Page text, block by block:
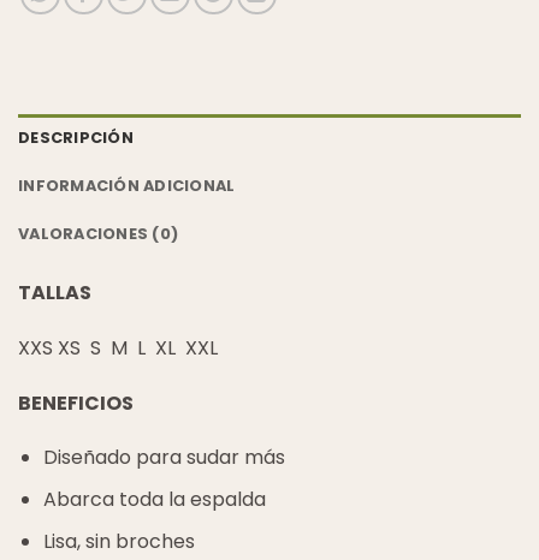
DESCRIPCIÓN
INFORMACIÓN ADICIONAL
VALORACIONES (0)
TALLAS
XXS XS S M L XL XXL
BENEFICIOS
Diseñado para sudar más
Abarca toda la espalda
Lisa, sin broches